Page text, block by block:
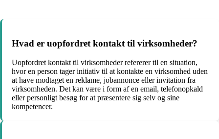
Hvad er uopfordret kontakt til virksomheder?
Uopfordret kontakt til virksomheder refererer til en situation,
hvor en person tager initiativ til at kontakte en virksomhed uden
at have modtaget en reklame, jobannonce eller invitation fra
virksomheden. Det kan være i form af en email, telefonopkald
eller personligt besøg for at præsentere sig selv og sine
kompetencer.